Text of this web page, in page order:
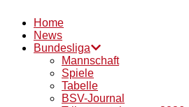
Home
News
Bundesliga
Mannschaft
Spiele
Tabelle
BSV-Journal